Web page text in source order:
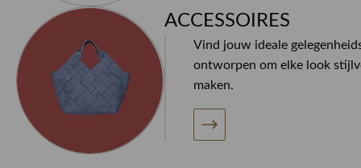
ACCESSOIRES
Vind jouw ideale
ontworpen om elke look
maken.